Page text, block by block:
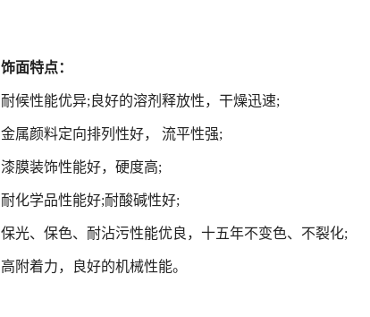
饰面特点：
耐候性能优异;良好的溶剂释放性，干燥迅速;
金属颜料定向排列性好， 流平性强;
漆膜装饰性能好，硬度高;
耐化学品性能好;耐酸碱性好;
保光、保色、耐沾污性能优良，十五年不变色、不裂化;
高附着力，良好的机械性能。